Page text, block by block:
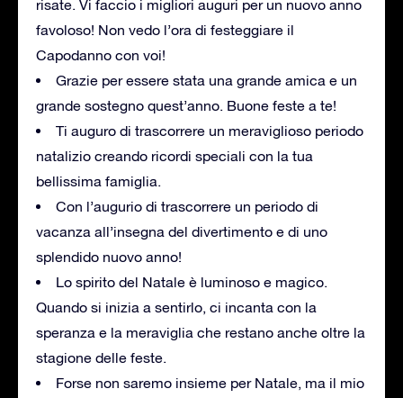
risate. Vi faccio i migliori auguri per un nuovo anno
favoloso! Non vedo l’ora di festeggiare il
Capodanno con voi!
Grazie per essere stata una grande amica e un
grande sostegno quest’anno. Buone feste a te!
Ti auguro di trascorrere un meraviglioso periodo
natalizio creando ricordi speciali con la tua
bellissima famiglia.
Con l’augurio di trascorrere un periodo di
vacanza all’insegna del divertimento e di uno
splendido nuovo anno!
Lo spirito del Natale è luminoso e magico.
Quando si inizia a sentirlo, ci incanta con la
speranza e la meraviglia che restano anche oltre la
stagione delle feste.
Forse non saremo insieme per Natale, ma il mio